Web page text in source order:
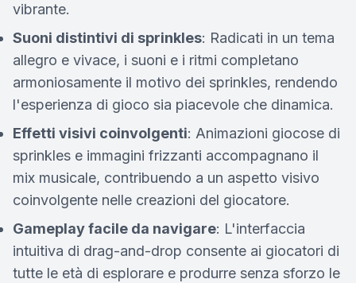
vibrante.
Suoni distintivi di sprinkles: Radicati in un tema
allegro e vivace, i suoni e i ritmi completano
armoniosamente il motivo dei sprinkles, rendendo
l'esperienza di gioco sia piacevole che dinamica.
Effetti visivi coinvolgenti: Animazioni giocose di
sprinkles e immagini frizzanti accompagnano il
mix musicale, contribuendo a un aspetto visivo
coinvolgente nelle creazioni del giocatore.
Gameplay facile da navigare: L'interfaccia
intuitiva di drag-and-drop consente ai giocatori di
tutte le età di esplorare e produrre senza sforzo le